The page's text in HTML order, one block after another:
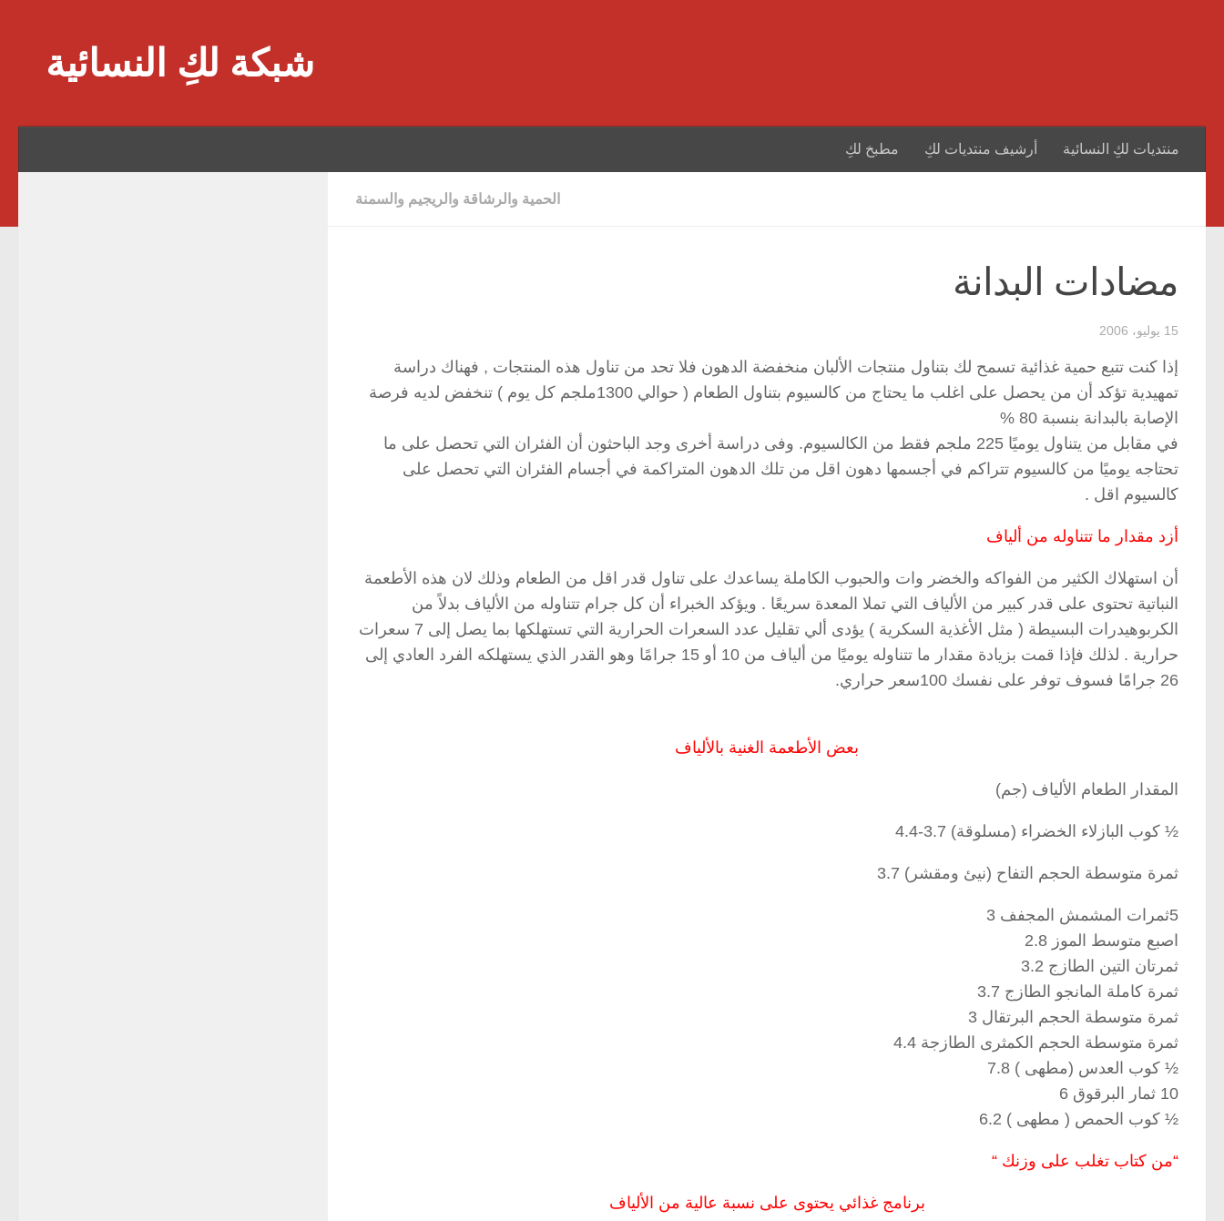
شبكة لكِ النسائية
منتديات لكِ النسائية أرشيف منتديات لكِ مطبخ لكِ
الحمية والرشاقة والريجيم والسمنة
مضادات البدانة
15 يوليو، 2006
إذا كنت تتبع حمية غذائية تسمح لك بتناول منتجات الألبان منخفضة الدهون فلا تحد من تناول هذه المنتجات , فهناك دراسة
تمهيدية تؤكد أن من يحصل على اغلب ما يحتاج من كالسيوم بتناول الطعام ( حوالي 1300ملجم كل يوم ) تنخفض لديه فرصة
الإصابة بالبدانة بنسبة 80 %
في مقابل من يتناول يوميًا 225 ملجم فقط من الكالسيوم. وفى دراسة أخرى وجد الباحثون أن الفئران التي تحصل على ما
تحتاجه يوميًا من كالسيوم تتراكم في أجسمها دهون اقل من تلك الدهون المتراكمة في أجسام الفئران التي تحصل على
كالسيوم اقل .
أزد مقدار ما تتناوله من ألياف
أن استهلاك الكثير من الفواكه والخضر وات والحبوب الكاملة يساعدك على تناول قدر اقل من الطعام وذلك لان هذه الأطعمة
النباتية تحتوى على قدر كبير من الألياف التي تملا المعدة سريعًا . ويؤكد الخبراء أن كل جرام تتناوله من الألياف بدلاً من
الكربوهيدرات البسيطة ( مثل الأغذية السكرية ) يؤدى ألي تقليل عدد السعرات الحرارية التي تستهلكها بما يصل إلى 7 سعرات
حرارية . لذلك فإذا قمت بزيادة مقدار ما تتناوله يوميًا من ألياف من 10 أو 15 جرامًا وهو القدر الذي يستهلكه الفرد العادي إلى
26 جرامًا فسوف توفر على نفسك 100سعر حراري.
بعض الأطعمة الغنية بالألياف
المقدار الطعام الألياف (جم)
½ كوب البازلاء الخضراء (مسلوقة) 3.7-4.4
ثمرة متوسطة الحجم التفاح (نيئ ومقشر) 3.7
5ثمرات المشمش المجفف 3
اصبع متوسط الموز 2.8
ثمرتان التين الطازج 3.2
ثمرة كاملة المانجو الطازج 3.7
ثمرة متوسطة الحجم البرتقال 3
ثمرة متوسطة الحجم الكمثرى الطازجة 4.4
½ كوب العدس (مطهى ) 7.8
10 ثمار البرقوق 6
½ كوب الحمص ( مطهى ) 6.2
“من كتاب تغلب على وزنك “
برنامج غذائي يحتوى على نسبة عالية من الألياف